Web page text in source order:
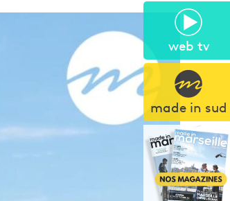
web tv
made in sud